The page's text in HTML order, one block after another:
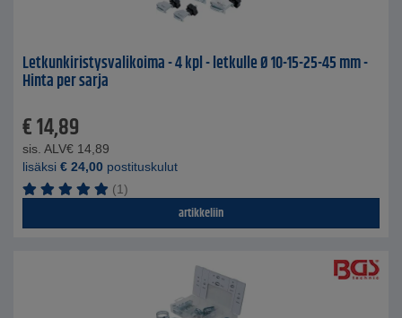
Letkunkiristysvalikoima - 4 kpl - letkulle Ø 10-15-25-45 mm -
Hinta per sarja
€14,89
sis. ALV€ 14,89
lisäksi € 24,00 postituskulut
(1)
artikkeliin